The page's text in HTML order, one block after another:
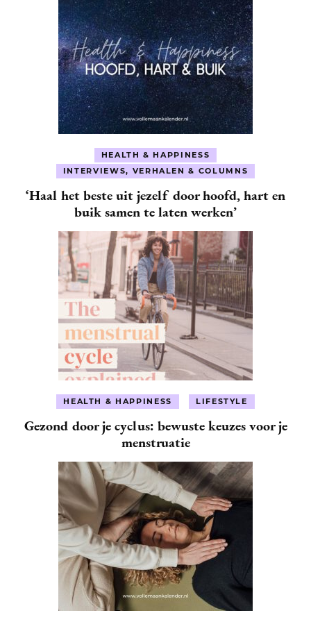
HEALTH & HAPPINESS
INTERVIEWS, VERHALEN & COLUMNS
‘Haal het beste uit jezelf door hoofd, hart en
buik samen te laten werken’
HEALTH & HAPPINESS LIFESTYLE
Gezond door je cyclus: bewuste keuzes voor je
menstruatie